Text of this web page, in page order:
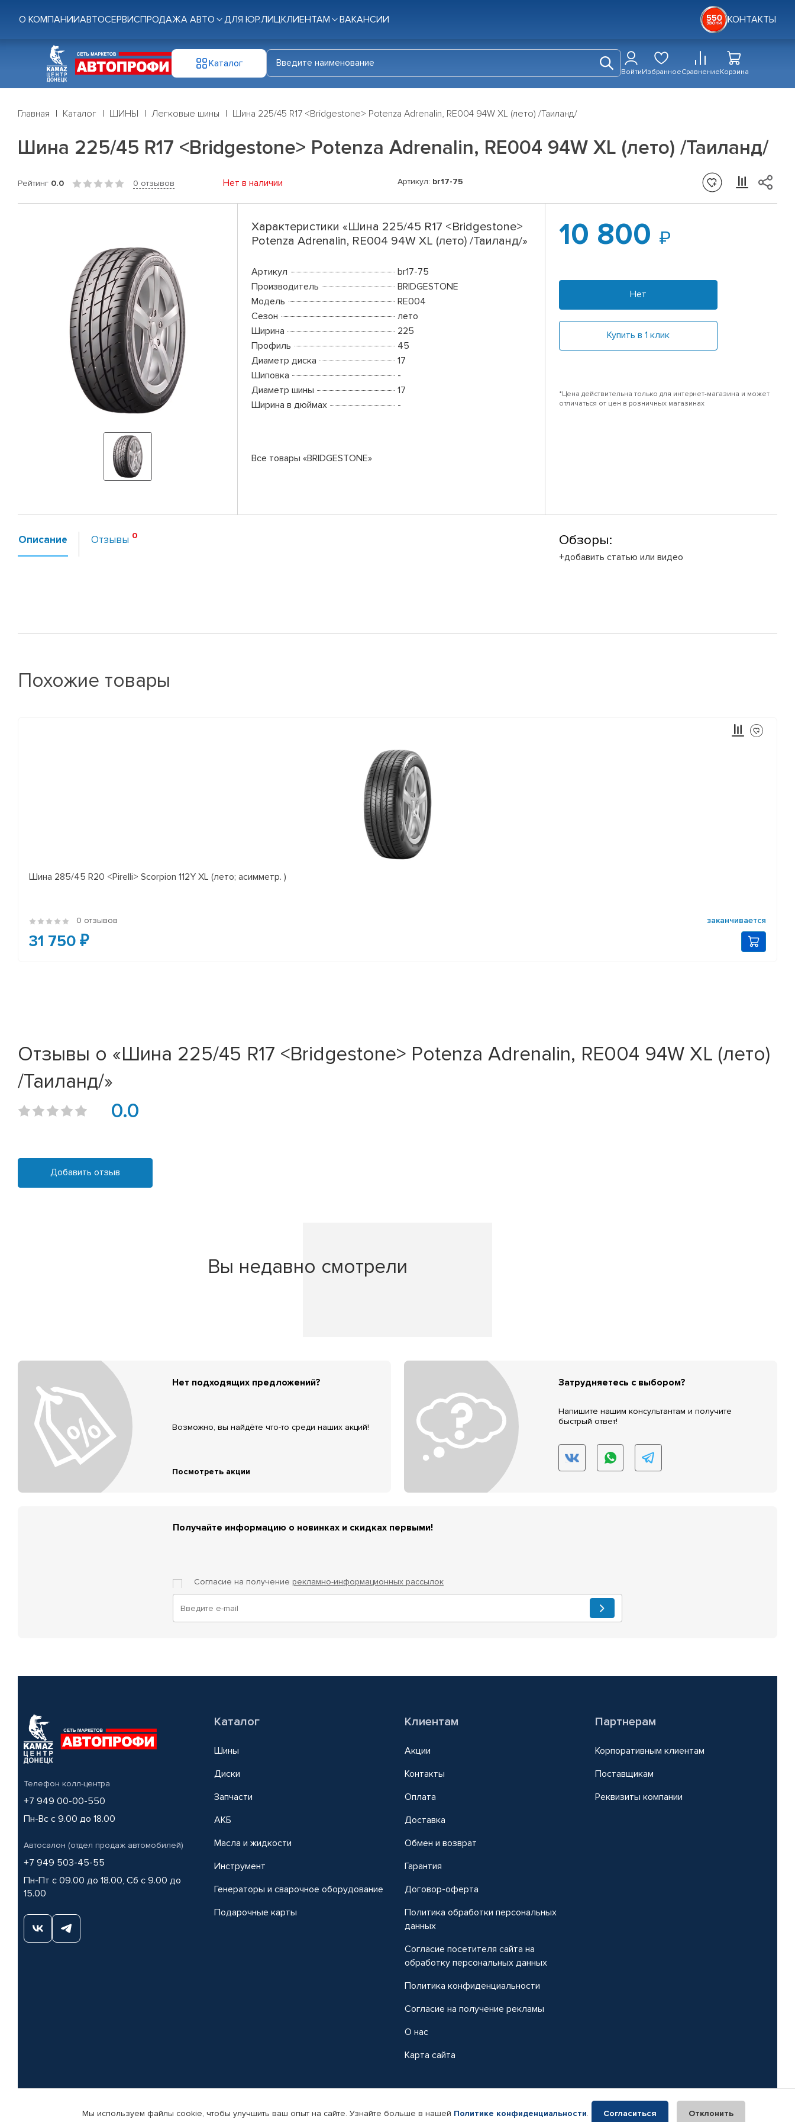
О КОМПАНИИАВТОСЕРВИСПРОДАЖА АВТО ДЛЯ ЮР.ЛИЦКЛИЕНТАМ ВАКАНСИИ КОНТАКТЫ
Каталог
ВойтиИзбранноеСравнениеКорзина
Главная Каталог ШИНЫ Легковые шины Шина 225/45 R17 <Bridgestone> Potenza Adrenalin, RE004 94W XL (лето) /Таиланд/
Шина 225/45 R17 <Bridgestone> Potenza Adrenalin, RE004 94W XL (лето) /Таиланд/
Рейтинг 0.0 0 отзывов Нет в наличии Артикул: br17-75
Характеристики «Шина 225/45 R17 <Bridgestone>
Potenza Adrenalin, RE004 94W XL (лето) /Таиланд/»
Артикул
br17-75
Производитель
BRIDGESTONE
Модель
RE004
Сезон
лето
Ширина
225
Профиль
45
Диаметр диска
17
Шиповка
-
Диаметр шины
17
Ширина в дюймах
-
Все товары «BRIDGESTONE»
10 800
Нет
Купить в 1 клик
*Цена действительна только для интернет-магазина и может
отличаться от цен в розничных магазинах
Описание Отзывы Обзоры:
+добавить статью или видео
Похожие товары
Шина 285/45 R20 <Pirelli> Scorpion 112Y XL (лето; асимметр. )
0 отзывов заканчивается
31 750 ₽
Отзывы о «Шина 225/45 R17 <Bridgestone> Potenza Adrenalin, RE004 94W XL (лето)
/Таиланд/»
0.0
Добавить отзыв
Вы недавно смотрели
Нет подходящих предложений?
Возможно, вы найдёте что-то среди наших акций!
Посмотреть акции
Затрудняетесь с выбором?
Напишите нашим консультантам и получите
быстрый ответ!
Получайте информацию о новинках и скидках первыми!
Согласие на получение рекламно-информационных рассылок
Телефон колл-центра
+7 949 00-00-550
Пн-Вс с 9.00 до 18.00
Автосалон (отдел продаж автомобилей)
+7 949 503-45-55
Пн-Пт с 09.00 до 18.00, Сб с 9.00 до
15.00
Каталог
Шины
Диски
Запчасти
АКБ
Масла и жидкости
Инструмент
Генераторы и сварочное оборудование
Подарочные карты
Клиентам
Акции
Контакты
Оплата
Доставка
Обмен и возврат
Гарантия
Договор-оферта
Политика обработки персональных
данных
Согласие посетителя сайта на
обработку персональных данных
Политика конфиденциальности
Согласие на получение рекламы
О нас
Карта сайта
Партнерам
Корпоративным клиентам
Поставщикам
Реквизиты компании
© КАМАЗ ЦЕНТР ДОНЕЦК, 2015-2026. Все права защищены. Интернет-магазин автомобильных товаров Автопрофи.
Мы используем файлы cookie, чтобы улучшить ваш опыт на сайте. Узнайте больше в нашей Политике конфиденциальности. Согласиться Отклонить